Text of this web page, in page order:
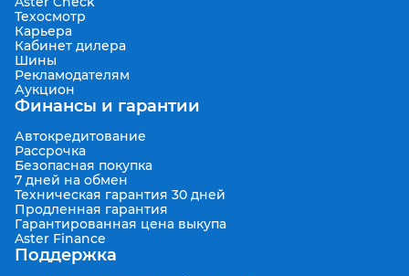
Техосмотр
Карьера
Кабинет дилера
Шины
Рекламодателям
Аукцион
Финансы и гарантии
Автокредитование
Рассрочка
Безопасная покупка
7 дней на обмен
Техническая гарантия 30 дней
Продленная гарантия
Гарантированная цена выкупа
Aster Finance
Поддержка